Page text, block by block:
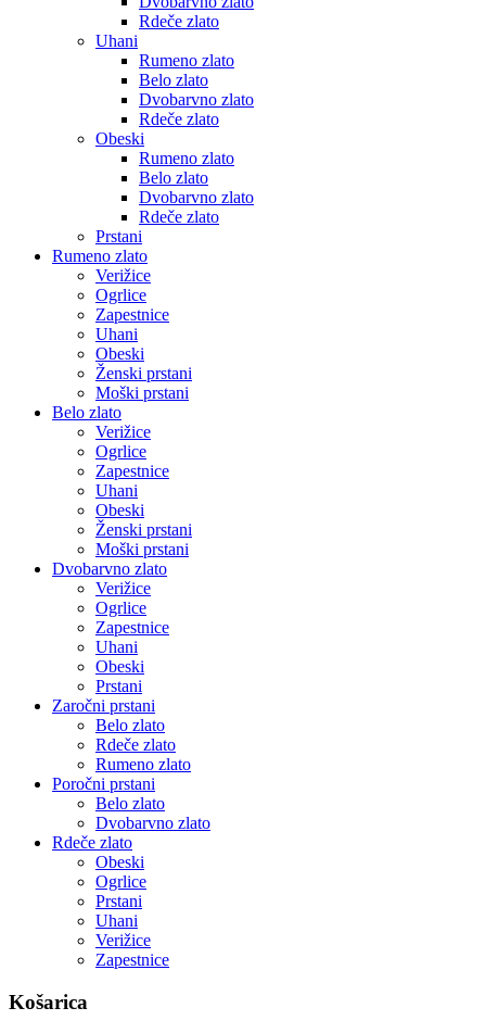
Rdeče zlato
Uhani
Rumeno zlato
Belo zlato
Dvobarvno zlato
Rdeče zlato
Obeski
Rumeno zlato
Belo zlato
Dvobarvno zlato
Rdeče zlato
Prstani
Rumeno zlato
Verižice
Ogrlice
Zapestnice
Uhani
Obeski
Ženski prstani
Moški prstani
Belo zlato
Verižice
Ogrlice
Zapestnice
Uhani
Obeski
Ženski prstani
Moški prstani
Dvobarvno zlato
Verižice
Ogrlice
Zapestnice
Uhani
Obeski
Prstani
Zaročni prstani
Belo zlato
Rdeče zlato
Rumeno zlato
Poročni prstani
Belo zlato
Dvobarvno zlato
Rdeče zlato
Obeski
Ogrlice
Prstani
Uhani
Verižice
Zapestnice
Košarica